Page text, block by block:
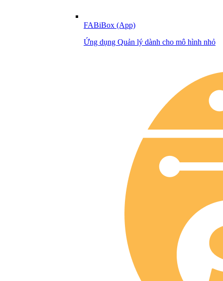
FABiBox (App)
Ứng dụng Quản lý dành cho mô hình nhỏ